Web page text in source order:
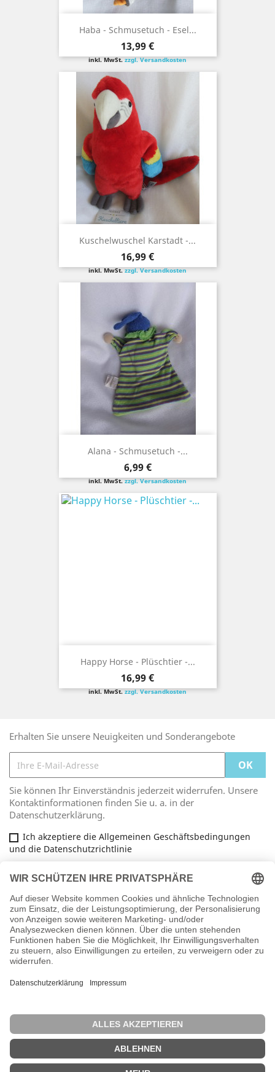
Haba - Schmusetuch - Esel...
Preis
13,99 €
inkl. MwSt.zzgl. Versandkosten
Kuschelwuschel Karstadt -...
Preis
16,99 €
inkl. MwSt.zzgl. Versandkosten
Alana - Schmusetuch -...
Preis
6,99 €
inkl. MwSt.zzgl. Versandkosten
Happy Horse - Plüschtier -...
Preis
16,99 €
inkl. MwSt.zzgl. Versandkosten
Erhalten Sie unsere Neuigkeiten und Sonderangebote
Sie können Ihr Einverständnis jederzeit widerrufen. Unsere
Kontaktinformationen finden Sie u. a. in der
Datenschutzerklärung.
Ich akzeptiere die Allgemeinen Geschäftsbedingungen
und die Datenschutzrichtlinie
Facebook
ARTIKEL 
INFORMATIONEN
SHOP-EINSTELLUNGEN keyboard_arrow_down
Vertrag widerrufen